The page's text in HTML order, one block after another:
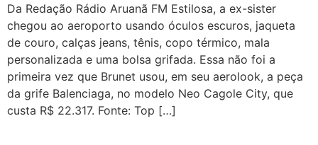
Da Redação Rádio Aruanã FM Estilosa, a ex-sister
chegou ao aeroporto usando óculos escuros, jaqueta
de couro, calças jeans, tênis, copo térmico, mala
personalizada e uma bolsa grifada. Essa não foi a
primeira vez que Brunet usou, em seu aerolook, a peça
da grife Balenciaga, no modelo Neo Cagole City, que
custa R$ 22.317. Fonte: Top […]